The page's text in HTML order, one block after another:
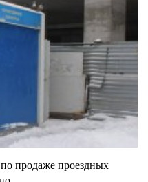
продаже проездных